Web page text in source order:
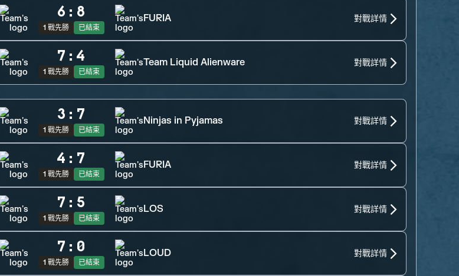
6 : 8
1 戰先勝 已結束
FURIA 對戰詳情
7 : 4
1 戰先勝 已結束
Team Liquid Alienware 對戰詳情
3 : 7
1 戰先勝 已結束
Ninjas in Pyjamas 對戰詳情
4 : 7
1 戰先勝 已結束
FURIA 對戰詳情
7 : 5
1 戰先勝 已結束
LOS 對戰詳情
7 : 0
1 戰先勝 已結束
LOUD 對戰詳情